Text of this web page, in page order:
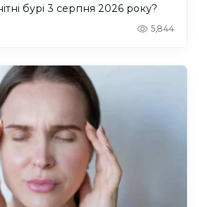
бурі 3 серпня 2026 року?
5,844